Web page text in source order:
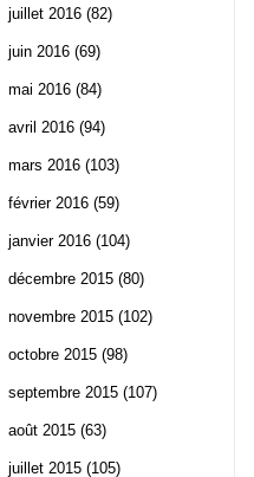
juillet 2016 (82)
juin 2016 (69)
mai 2016 (84)
avril 2016 (94)
mars 2016 (103)
février 2016 (59)
janvier 2016 (104)
décembre 2015 (80)
novembre 2015 (102)
octobre 2015 (98)
septembre 2015 (107)
août 2015 (63)
juillet 2015 (105)